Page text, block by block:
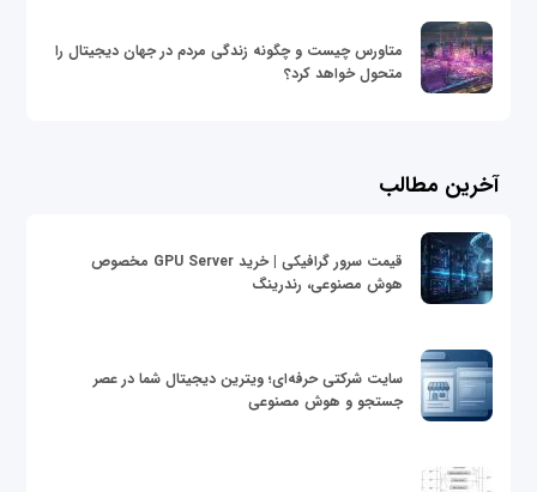
متاورس چیست و چگونه زندگی مردم در جهان دیجیتال را
متحول خواهد کرد؟
آخرین مطالب
قیمت سرور گرافیکی | خرید GPU Server مخصوص
هوش مصنوعی، رندرینگ
سایت شرکتی حرفه‌ای؛ ویترین دیجیتال شما در عصر
جستجو و هوش مصنوعی